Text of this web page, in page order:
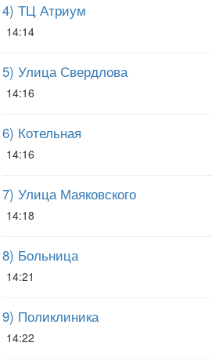
4) ТЦ Атриум
14:14
5) Улица Свердлова
14:16
6) Котельная
14:16
7) Улица Маяковского
14:18
8) Больница
14:21
9) Поликлиника
14:22